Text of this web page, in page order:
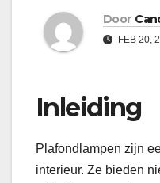
Door
FEB 20,
Inleiding
Plafondlampen zijn
interieur. Ze bieden